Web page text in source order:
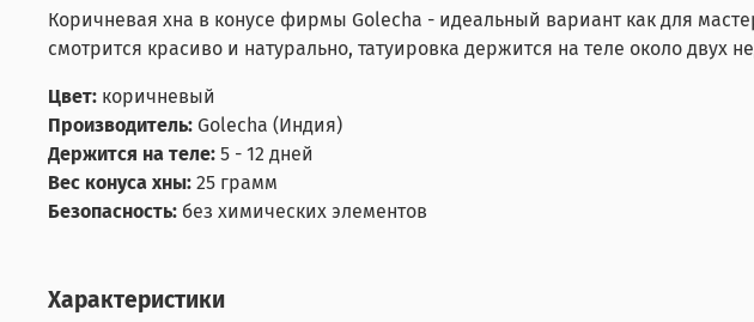
Коричневая хна в конусе фирмы Golecha - идеальный вариант как для
смотрится красиво и натурально, татуировка держится на теле около двух
Цвет: коричневый
Производитель: Golecha (Индия)
Держится на теле: 5 - 12 дней
Вес конуса хны: 25 грамм
Безопасность: без химических элементов
Характеристики